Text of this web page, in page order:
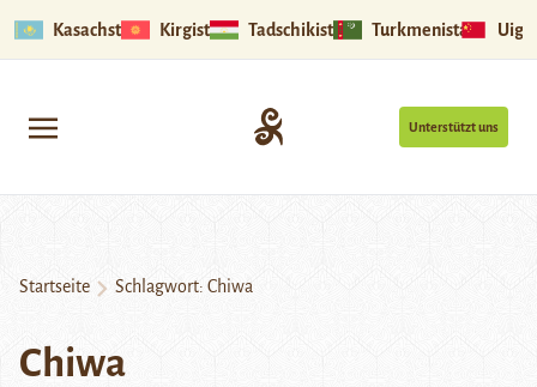
Kasachstan Kirgistan Tadschikistan Turkmenistan
Unterstützt uns
Startseite Schlagwort: Chiwa
Chiwa